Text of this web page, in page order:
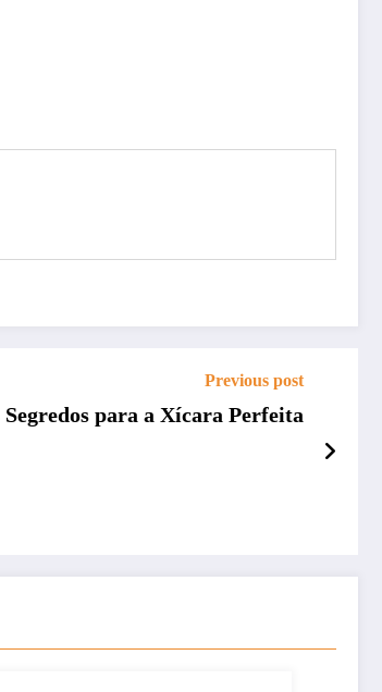
Previous post
para a Xícara Perfeita